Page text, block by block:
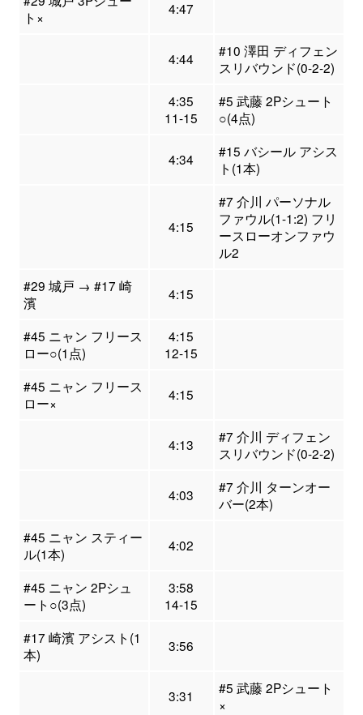
ト×
4:47
4:44
#10 澤田 ディフェン
スリバウンド(0-2-2)
4:35
11-15
#5 武藤 2Pシュート
○(4点)
4:34
#15 バシール アシス
ト(1本)
4:15
#7 介川 パーソナル
ファウル(1-1:2) フリ
ースローオンファウ
ル2
#29 城戸 → #17 崎
濱
4:15
#45 ニャン フリース
ロー○(1点)
4:15
12-15
#45 ニャン フリース
ロー×
4:15
4:13
#7 介川 ディフェン
スリバウンド(0-2-2)
4:03
#7 介川 ターンオー
バー(2本)
#45 ニャン スティー
ル(1本)
4:02
#45 ニャン 2Pシュ
ート○(3点)
3:58
14-15
#17 崎濱 アシスト(1
本)
3:56
3:31
#5 武藤 2Pシュート
×